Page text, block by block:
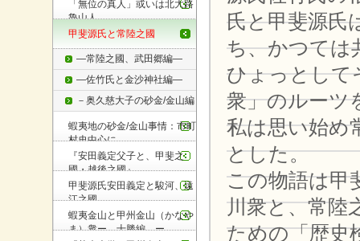
氏と甲斐源氏
ち、かつては
ひょっとして
衆」のルーツ
私は思い始め
とした。
この物語は甲
川衆と、常陸
ための「歴史
「無位の真人」或いは北大路
魯山人
甲斐源氏と常陸之國
―常陸之國、武田郷編―
―佐竹氏と金沙神社編―
－奥久慈大子の砂金/金山編
－
蝦夷地の砂金/金山事情：市町
村史中心に
『安田義定父子と、甲斐之
國・越後之國』
甲斐源氏安田義定と駿河、遠
江之國
蝦夷金山と甲州金山（かなや
ま）衆ー 十勝編 ー